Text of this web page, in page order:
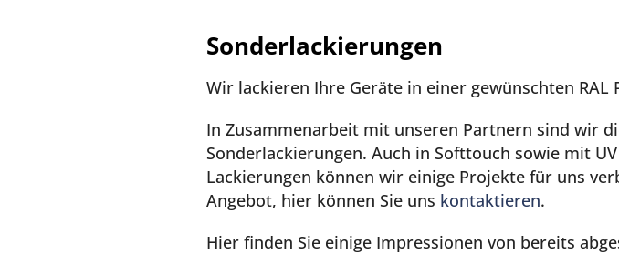
Sonderlackierungen
Wir lackieren Ihre Geräte in einer gewünschten
In Zusammenarbeit mit unseren Partnern sind wir
Sonderlackierungen. Auch in Softtouch sowie mit
Lackierungen können wir einige Projekte für uns
Angebot, hier können Sie uns kontaktieren.
Hier finden Sie einige Impressionen von bereits